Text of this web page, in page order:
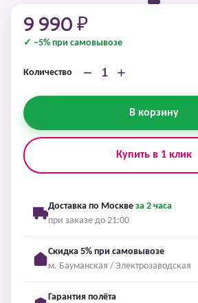
9 990 ₽
✓ −5% при самовывозе
Количество − +
В корзину
Купить в 1 клик
Доставка по Москве за 2 часа
при заказе до 21:00
Скидка 5% при самовывозе
м. Бауманская / Электрозаводская
Гарантия полёта